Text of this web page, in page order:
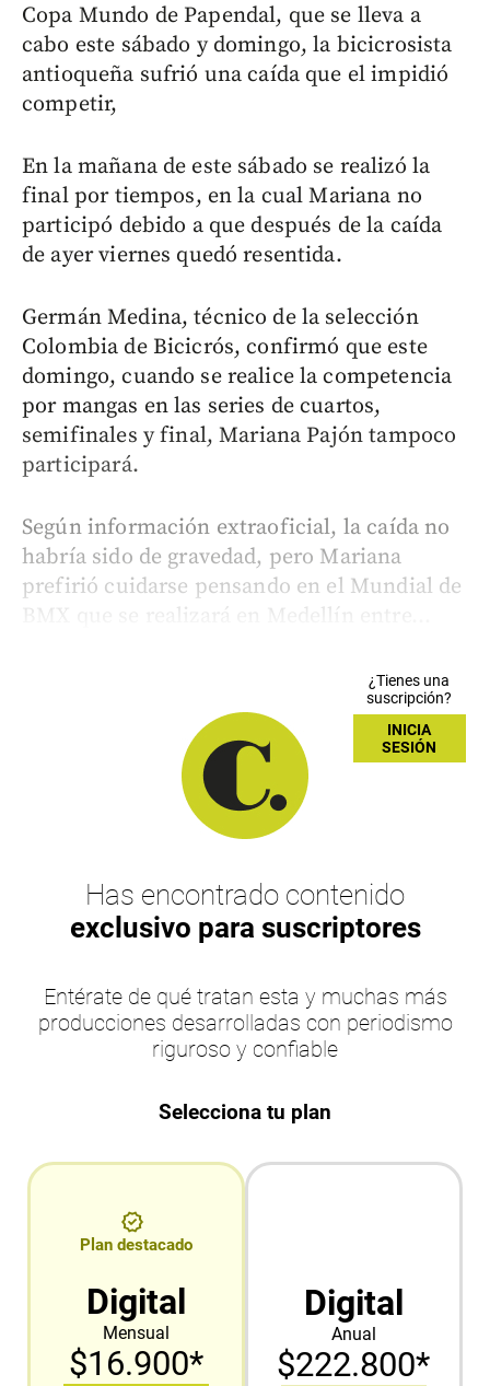
Copa Mundo de Papendal, que se lleva a
cabo este sábado y domingo, la bicicrosista
antioqueña sufrió una caída que el impidió
competir,
En la mañana de este sábado se realizó la
final por tiempos, en la cual Mariana no
participó debido a que después de la caída
de ayer viernes quedó resentida.
Germán Medina, técnico de la selección
Colombia de Bicicrós, confirmó que este
domingo, cuando se realice la competencia
por mangas en las series de cuartos,
semifinales y final, Mariana Pajón tampoco
participará.
Según información extraoficial, la caída no
habría sido de gravedad, pero Mariana
prefirió cuidarse pensando en el Mundial de
BMX que se realizará en Medellín entre...
¿Tienes una
suscripción?
INICIA
SESIÓN
Has encontrado contenido
exclusivo para suscriptores
Entérate de qué tratan esta y muchas más
producciones desarrolladas con periodismo
riguroso y confiable
Selecciona tu plan
Plan destacado
Digital
Mensual
$16.900*
Digital
Anual
$222.800*